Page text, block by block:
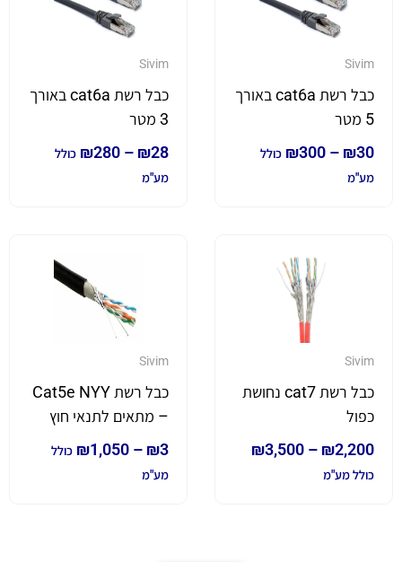
Sivim
כבל רשת cat6a באורך
5 מטר
₪30
–
₪300
כולל
מע"מ
Sivim
כבל רשת cat6a באורך
3 מטר
₪28
–
₪280
כולל
מע"מ
Sivim
כבל רשת cat7 נחושת
כפול
₪2,200
–
₪3,500
כולל מע"מ
Sivim
כבל רשת Cat5e NYY
– מתאים לתנאי חוץ
₪3
–
₪1,050
כולל
מע"מ